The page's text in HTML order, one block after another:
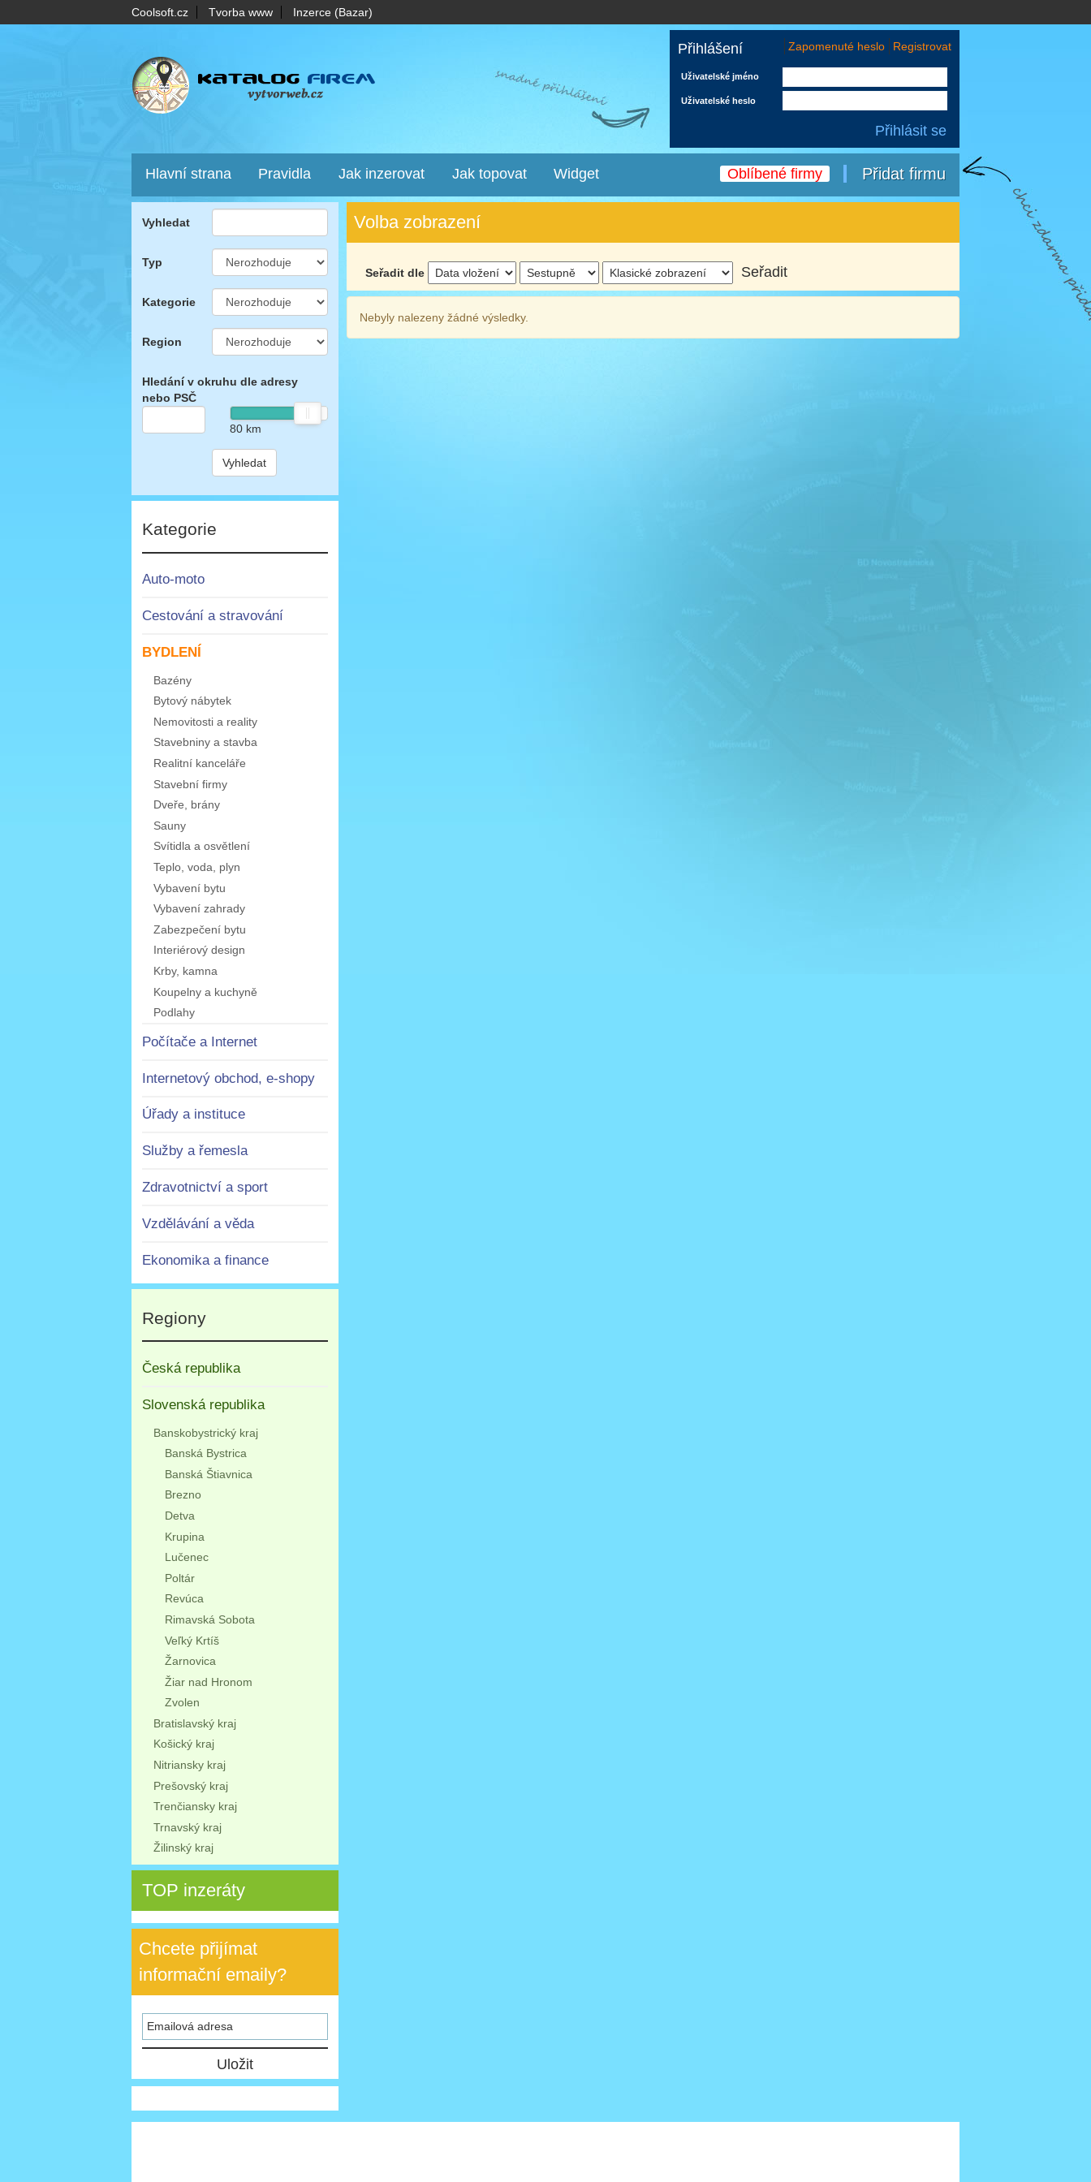
Coolsoft.cz Tvorba www Inzerce (Bazar)
Přihlášení Registrovat
Zapomenuté heslo
Uživatelské jméno
Uživatelské heslo
Přidat firmu
Hlavní strana Pravidla Jak inzerovat Jak topovat Widget Oblíbené firmy
Vyhledat
Typ
Kategorie
Region
Hledání v okruhu dle adresy
nebo PSČ
80km
Vyhledat
Kategorie
Auto-moto
Cestování a stravování
BYDLENÍ
Bazény
Bytový nábytek
Nemovitosti a reality
Stavebniny a stavba
Realitní kanceláře
Stavební firmy
Dveře, brány
Sauny
Svítidla a osvětlení
Teplo, voda, plyn
Vybavení bytu
Vybavení zahrady
Zabezpečení bytu
Interiérový design
Krby, kamna
Koupelny a kuchyně
Podlahy
Počítače a Internet
Internetový obchod, e-shopy
Úřady a instituce
Služby a řemesla
Zdravotnictví a sport
Vzdělávání a věda
Ekonomika a finance
Regiony
Česká republika
Slovenská republika
Banskobystrický kraj
Banská Bystrica
Banská Štiavnica
Brezno
Detva
Krupina
Lučenec
Poltár
Revúca
Rimavská Sobota
Veľký Krtíš
Žarnovica
Žiar nad Hronom
Zvolen
Bratislavský kraj
Košický kraj
Nitriansky kraj
Prešovský kraj
Trenčiansky kraj
Trnavský kraj
Žilinský kraj
TOP inzeráty
Chcete přijímat
informační emaily?
Volba zobrazení
Seřadit dle
Nebyly nalezeny žádné výsledky.